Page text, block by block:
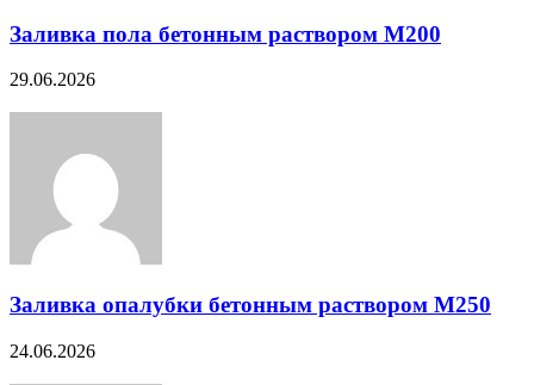
Заливка пола бетонным раствором М200
29.06.2026
Заливка опалубки бетонным раствором М250
24.06.2026